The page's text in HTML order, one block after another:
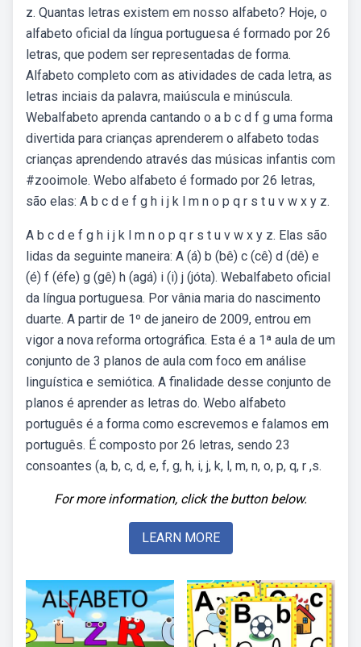
z. Quantas letras existem em nosso alfabeto? Hoje, o
alfabeto oficial da língua portuguesa é formado por 26
letras, que podem ser representadas de forma.
Alfabeto completo com as atividades de cada letra, as
letras inciais da palavra, maiúscula e minúscula.
Webalfabeto aprenda cantando o a b c d f g uma forma
divertida para crianças aprenderem o alfabeto todas
crianças aprendendo através das músicas infantis com
#zooimole. Webo alfabeto é formado por 26 letras,
são elas: A b c d e f g h i j k l m n o p q r s t u v w x y z.
A b c d e f g h i j k l m n o p q r s t u v w x y z. Elas são
lidas da seguinte maneira: A (á) b (bê) c (cê) d (dê) e
(é) f (éfe) g (gê) h (agá) i (i) j (jóta). Webalfabeto oficial
da língua portuguesa. Por vânia maria do nascimento
duarte. A partir de 1º de janeiro de 2009, entrou em
vigor a nova reforma ortográfica. Esta é a 1ª aula de um
conjunto de 3 planos de aula com foco em análise
linguística e semiótica. A finalidade desse conjunto de
planos é aprender as letras do. Webo alfabeto
português é a forma como escrevemos e falamos em
português. É composto por 26 letras, sendo 23
consoantes (a, b, c, d, e, f, g, h, i, j, k, l, m, n, o, p, q, r ,s.
For more information, click the button below.
LEARN MORE